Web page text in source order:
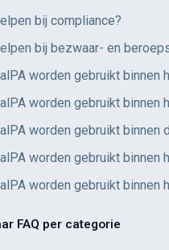
bij compliance?
bij bezwaar- en
worden gebruikt binnen
worden gebruikt binnen
worden gebruikt binnen
worden gebruikt binnen
worden gebruikt binnen
FAQ per categorie